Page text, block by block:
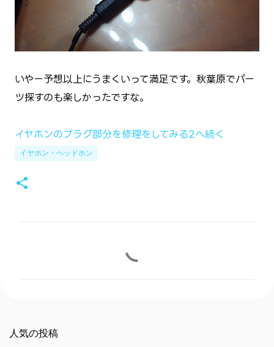
いやー予想以上にうまくいって満足です。秋葉原でパー
ツ探すのも楽しかったですな。
イヤホンのプラグ部分を修理をしてみる2へ続く
イヤホン・ヘッドホン
人気の投稿